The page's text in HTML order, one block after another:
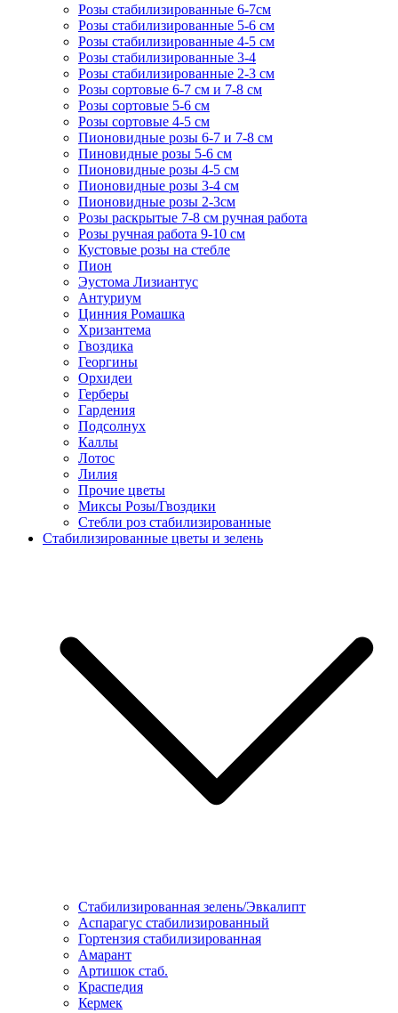
Розы стабилизированные 6-7см
Розы стабилизированные 5-6 см
Розы стабилизированные 4-5 см
Розы стабилизированные 3-4
Розы стабилизированные 2-3 см
Розы сортовые 6-7 см и 7-8 см
Розы сортовые 5-6 см
Розы сортовые 4-5 см
Пионовидные розы 6-7 и 7-8 см
Пиновидные розы 5-6 см
Пионовидные розы 4-5 см
Пионовидные розы 3-4 см
Пионовидные розы 2-3см
Розы раскрытые 7-8 см ручная работа
Розы ручная работа 9-10 см
Кустовые розы на стебле
Пион
Эустома Лизиантус
Антуриум
Цинния Ромашка
Хризантема
Гвоздика
Георгины
Орхидеи
Герберы
Гардения
Подсолнух
Каллы
Лотос
Лилия
Прочие цветы
Миксы Розы/Гвоздики
Стебли роз стабилизированные
Стабилизированные цветы и зелень
Стабилизированная зелень/Эвкалипт
Аспарагус стабилизированный
Гортензия стабилизированная
Амарант
Артишок стаб.
Краспедия
Кермек